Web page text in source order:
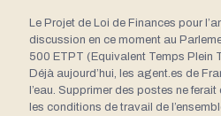
Le Projet de Loi de Finances pour
discussion en ce moment au
500 ETPT (Equivalent Temps Plein
Déjà aujourd’hui, les agent.es de
l’eau. Supprimer des postes ne
les conditions de travail de